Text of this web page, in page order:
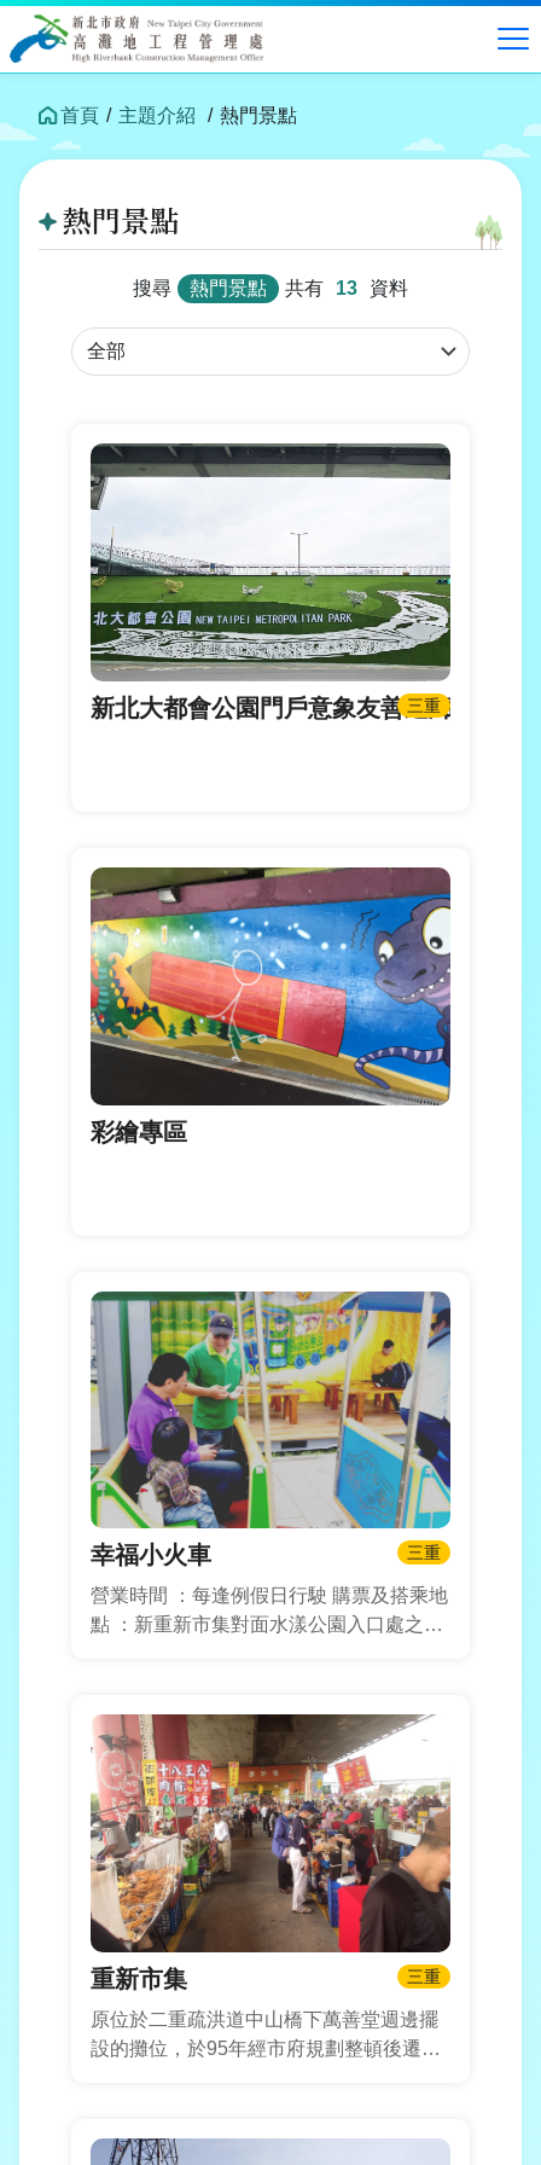
跳
中
容
首頁 主題介紹 熱門景點
熱門景點
搜尋 熱門景點 共有 13 資料
行
政
新北大都會公園門戶意象友善通廊打卡新
三重
彩繪專區
幸福小火車 三重
營業時間 ：每逢例假日行駛 購票及搭乘地
點 ：新重新市集對面水漾公園入口處之咖
重新市集 三重
原位於二重疏洪道中山橋下萬善堂週邊擺
設的攤位，於95年經市府規劃整頓後遷移